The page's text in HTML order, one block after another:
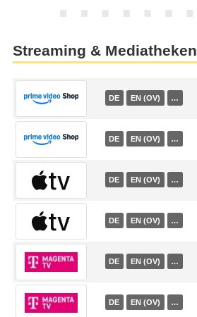
Streaming & Mediatheken
DE EN (OV) …
DE EN (OV) …
DE EN (OV) …
DE EN (OV) …
DE EN (OV) …
DE EN (OV) …